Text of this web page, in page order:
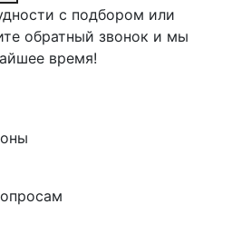
с подбором или
обратный звонок и мы
время!